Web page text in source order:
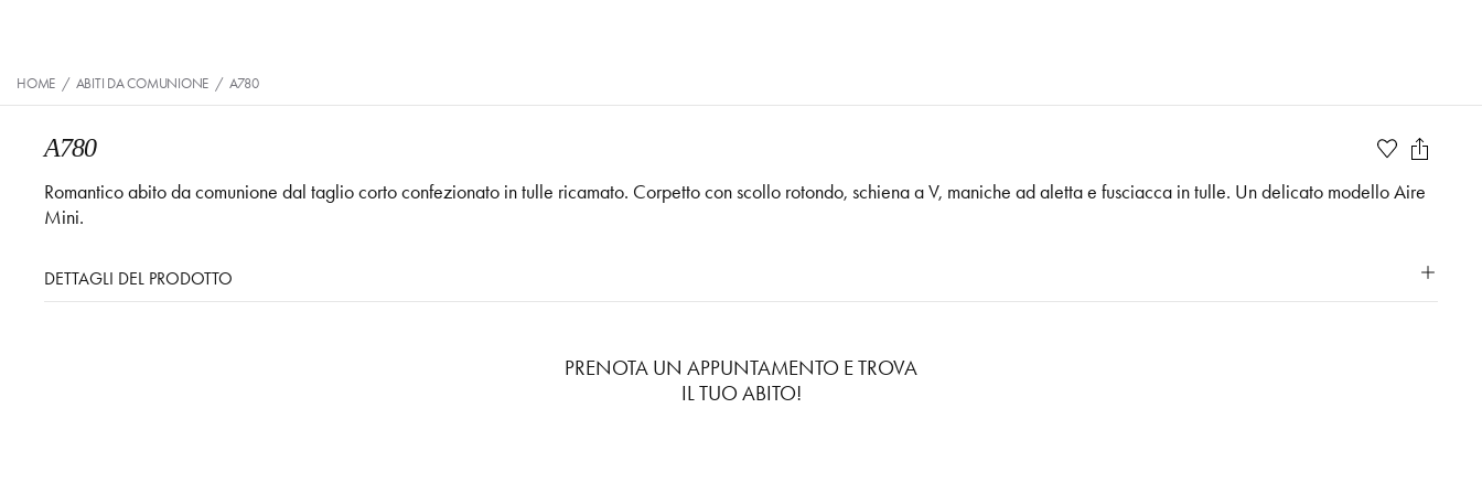
HOME / ABITI DA COMUNIONE / A780
A780
Romantico abito da comunione dal taglio corto confezionato in tulle ricamato. Corpetto con scollo rotondo, schiena a V, maniche ad aletta e fusciacca in tulle. Un delicato modello Aire
Mini.
DETTAGLI DEL PRODOTTO
PRENOTA UN APPUNTAMENTO E TROVA
IL TUO ABITO!